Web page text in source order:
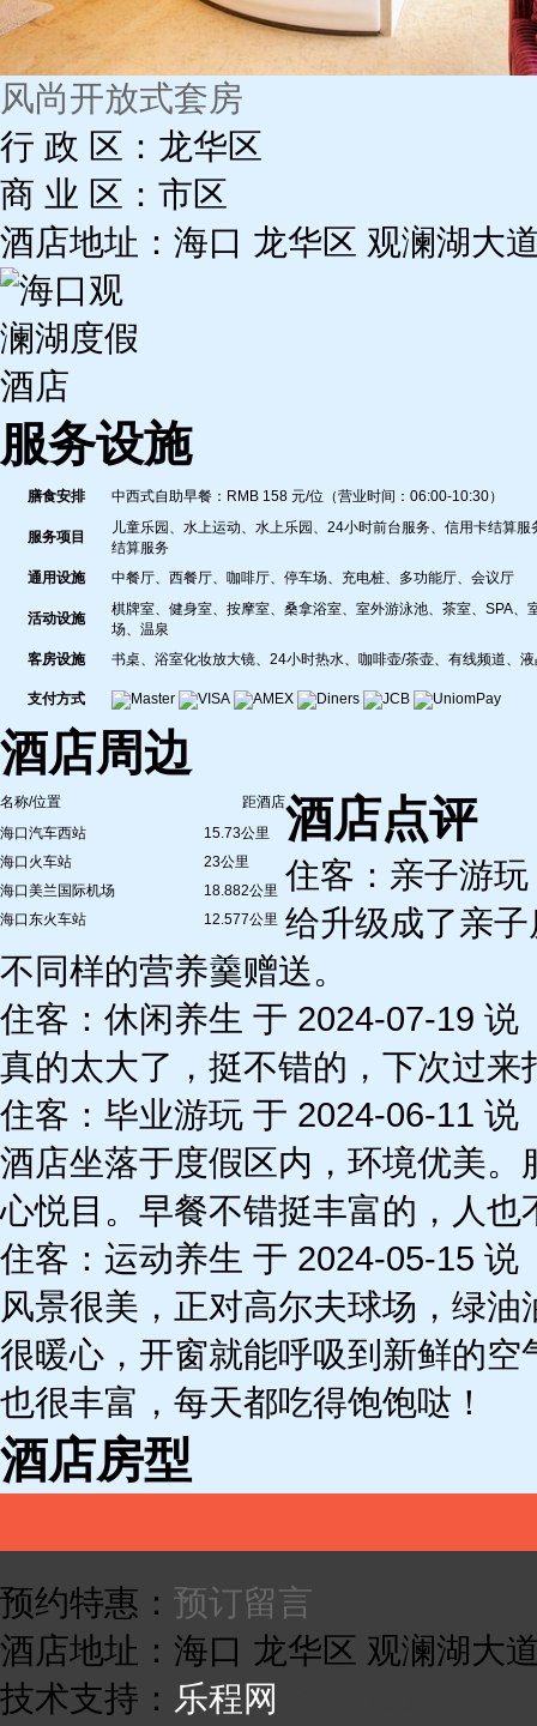
风尚开放式套房
行 政 区：龙华区
商 业 区：市区
酒店地址：海口 龙华区 观澜湖大
服务设施
膳食安排 中西式自助早餐：RMB 158 元/位（营业时间：06:00-10:30）
服务项目
儿童乐园、水上运动、水上乐园、24小时前台服务、信用卡结算
结算服务
通用设施
中餐厅、西餐厅、咖啡厅、停车场、充电桩、多功能厅、会议厅
活动设施
棋牌室、健身室、按摩室、桑拿浴室、室外游泳池、茶室、SPA
场、温泉
客房设施
书桌、浴室化妆放大镜、24小时热水、咖啡壶/茶壶、有线频道、
支付方式
酒店周边
名称/位置
距酒店
海口汽车西站
15.73公里
海口火车站
23公里
海口美兰国际机场
18.882公里
海口东火车站
12.577公里
酒店点评
住客：亲子游
给升级成了亲
不同样的营养羹赠送。
住客：休闲养生 于 2024-07-19 说
真的太大了，挺不错的，下次过来
住客：毕业游玩 于 2024-06-11 说
酒店坐落于度假区内，环境优美
心悦目。早餐不错挺丰富的，人也
住客：运动养生 于 2024-05-15 说
风景很美，正对高尔夫球场，绿
很暖心，开窗就能呼吸到新鲜的
也很丰富，每天都吃得饱饱哒！
酒店房型
预约特惠： 预订留言
酒店地址：海口 龙华区 观澜湖大
技术支持： 乐程网